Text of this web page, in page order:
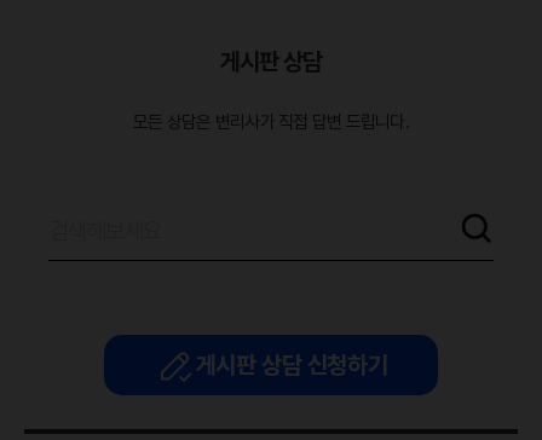
게시판 상담
모든 상담은 변리사가 직접 답변 드립니다.
게시판 상담 신청하기